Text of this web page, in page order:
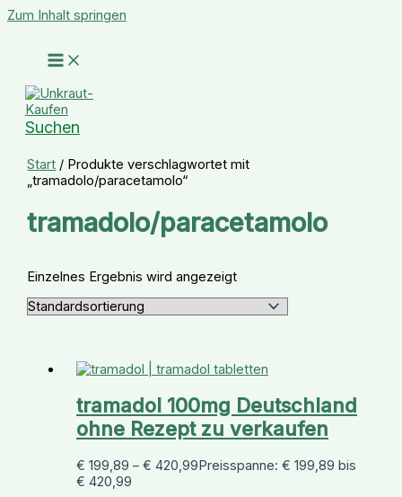
Zum Inhalt springen
Suchen
Start / Produkte verschlagwortet mit
„tramadolo/paracetamolo“
tramadolo/paracetamolo
Einzelnes Ergebnis wird angezeigt
tramadol 100mg Deutschland
ohne Rezept zu verkaufen
€ 199,89 –€ 420,99Preisspanne: € 199,89 bis
€ 420,99